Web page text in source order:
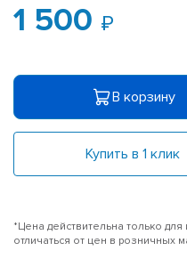
1 500
В корзину
Купить в 1 клик
*Цена действительна только
отличаться от цен в розничных